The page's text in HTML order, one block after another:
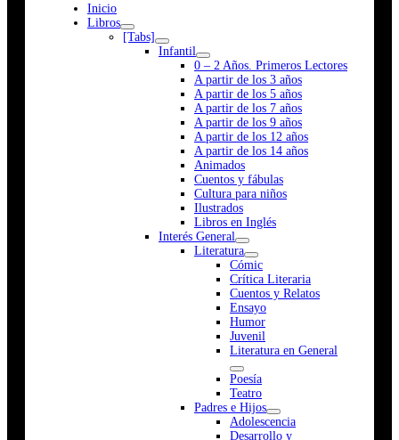
Inicio
Libros
[Tabs]
Infantil
0 – 2 Años. Primeros Lectores
A partir de los 3 años
A partir de los 5 años
A partir de los 7 años
A partir de los 9 años
A partir de los 12 años
A partir de los 14 años
Animados
Cuentos y fábulas
Cultura para niños
Ilustrados
Libros en Inglés
Interés General
Literatura
Cómic
Crítica Literaria
Cuentos y Relatos
Ensayo
Humor
Juvenil
Literatura en General
Poesía
Teatro
Padres e Hijos
Adolescencia
Desarrollo y